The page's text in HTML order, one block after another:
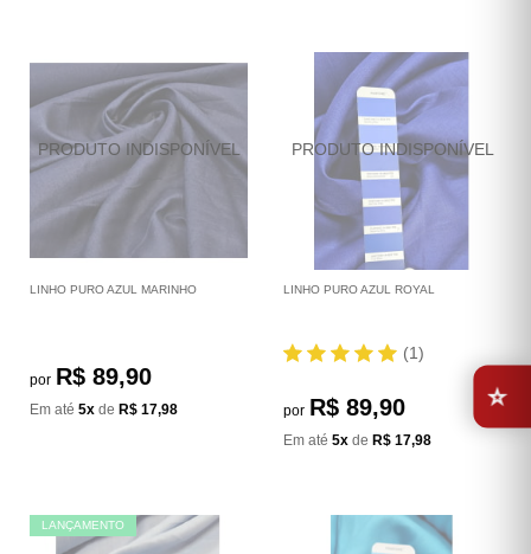
LINHO PURO AZUL MARINHO
por R$ 89,90
Em até 5x de R$ 17,98
LINHO PURO AZUL ROYAL
(1)
por R$ 89,90
Em até 5x de R$ 17,98
LANÇAMENTO
⭐